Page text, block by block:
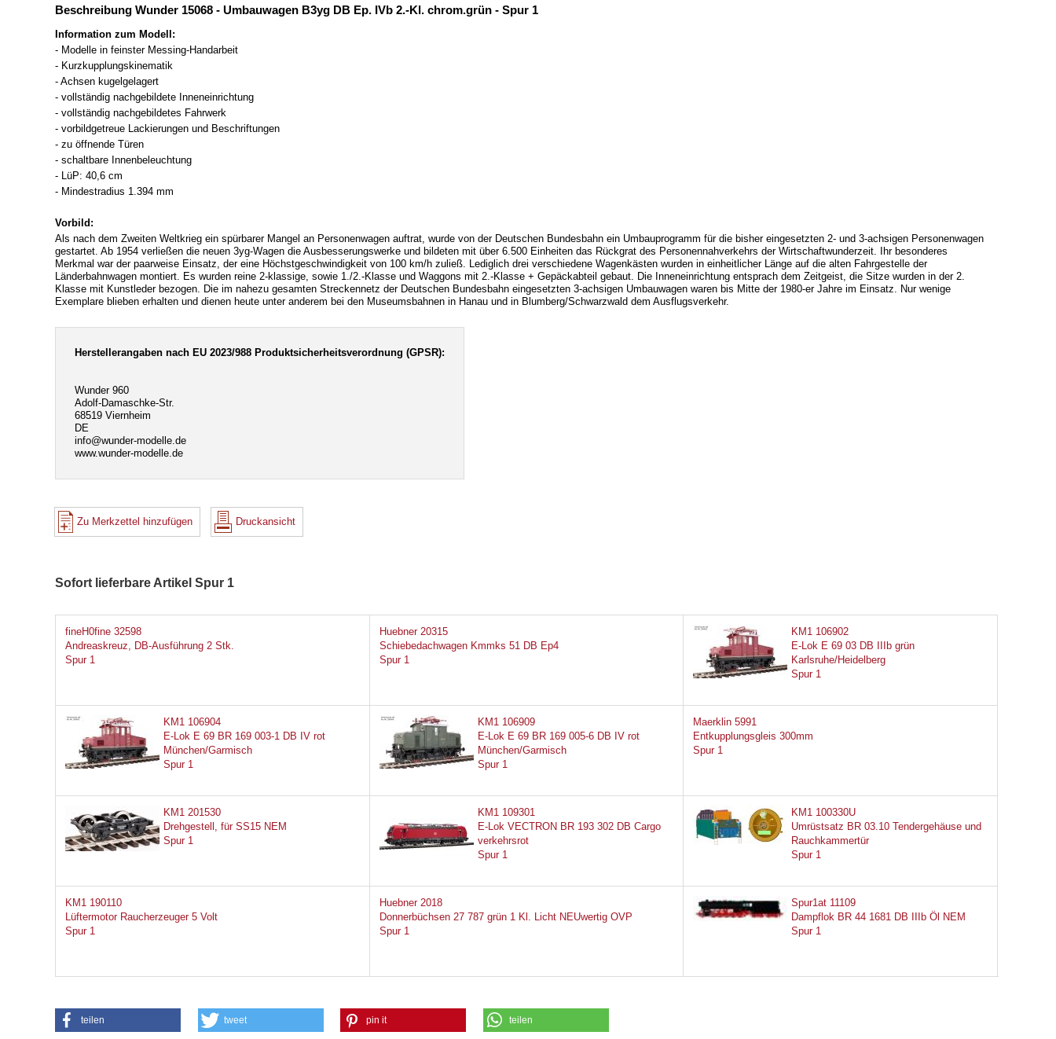
Beschreibung Wunder 15068 - Umbauwagen B3yg DB Ep. IVb 2.-Kl. chrom.grün - Spur 1
Information zum Modell:
- Modelle in feinster Messing-Handarbeit
- Kurzkupplungskinematik
- Achsen kugelgelagert
- vollständig nachgebildete Inneneinrichtung
- vollständig nachgebildetes Fahrwerk
- vorbildgetreue Lackierungen und Beschriftungen
- zu öffnende Türen
- schaltbare Innenbeleuchtung
- LüP: 40,6 cm
- Mindestradius 1.394 mm
Vorbild:
Als nach dem Zweiten Weltkrieg ein spürbarer Mangel an Personenwagen auftrat, wurde von der Deutschen Bundesbahn ein Umbauprogramm für die bisher eingesetzten 2- und 3-achsigen Personenwagen
gestartet. Ab 1954 verließen die neuen 3yg-Wagen die Ausbesserungswerke und bildeten mit über 6.500 Einheiten das Rückgrat des Personennahverkehrs der Wirtschaftwunderzeit. Ihr besonderes
Merkmal war der paarweise Einsatz, der eine Höchstgeschwindigkeit von 100 km/h zuließ. Lediglich drei verschiedene Wagenkästen wurden in einheitlicher Länge auf die alten Fahrgestelle der
Länderbahnwagen montiert. Es wurden reine 2-klassige, sowie 1./2.-Klasse und Waggons mit 2.-Klasse + Gepäckabteil gebaut. Die Inneneinrichtung entsprach dem Zeitgeist, die Sitze wurden in der 2.
Klasse mit Kunstleder bezogen. Die im nahezu gesamten Streckennetz der Deutschen Bundesbahn eingesetzten 3-achsigen Umbauwagen waren bis Mitte der 1980-er Jahre im Einsatz. Nur wenige
Exemplare blieben erhalten und dienen heute unter anderem bei den Museumsbahnen in Hanau und in Blumberg/Schwarzwald dem Ausflugsverkehr.
Herstellerangaben nach EU 2023/988 Produktsicherheitsverordnung (GPSR):
Wunder 960
Adolf-Damaschke-Str.
68519 Viernheim
DE
info@wunder-modelle.de
www.wunder-modelle.de
Zu Merkzettel hinzufügen Druckansicht
Sofort lieferbare Artikel Spur 1
fineH0fine 32598
Andreaskreuz, DB-Ausführung 2 Stk.
Spur 1
Huebner 20315
Schiebedachwagen Kmmks 51 DB Ep4
Spur 1
KM1 106902
E-Lok E 69 03 DB IIIb grün
Karlsruhe/Heidelberg
Spur 1
KM1 106904
E-Lok E 69 BR 169 003-1 DB IV rot
München/Garmisch
Spur 1
KM1 106909
E-Lok E 69 BR 169 005-6 DB IV rot
München/Garmisch
Spur 1
Maerklin 5991
Entkupplungsgleis 300mm
Spur 1
KM1 201530
Drehgestell, für SS15 NEM
Spur 1
KM1 109301
E-Lok VECTRON BR 193 302 DB Cargo
verkehrsrot
Spur 1
KM1 100330U
Umrüstsatz BR 03.10 Tendergehäuse und
Rauchkammertür
Spur 1
KM1 190110
Lüftermotor Raucherzeuger 5 Volt
Spur 1
Huebner 2018
Donnerbüchsen 27 787 grün 1 Kl. Licht NEUwertig OVP
Spur 1
Spur1at 11109
Dampflok BR 44 1681 DB IIIb Öl NEM
Spur 1
teilen tweet pin it teilen